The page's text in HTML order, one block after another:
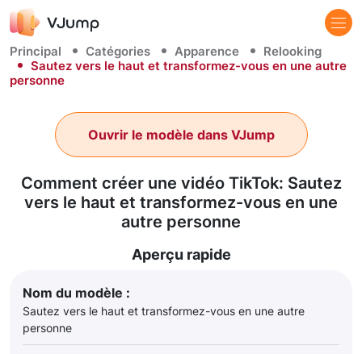
Principal Catégories Apparence
Relooking
Sautez vers le haut et transformez-vous en une autre
personne
Comment créer une vidéo TikTok: Sautez
vers le haut et transformez-vous en une
autre personne
Ouvrir le modèle dans VJump
Aperçu rapide
Nom du modèle :
Sautez vers le haut et transformez-vous en une autre
personne